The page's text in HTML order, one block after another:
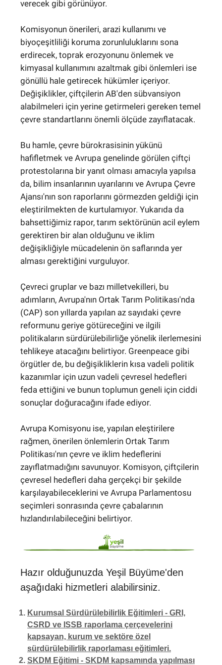
verecek gibi görünüyor.
Komisyonun önerileri, arazi kullanımı ve
biyoçeşitliliği koruma zorunluluklarını sona
erdirecek, toprak erozyonunu önlemek ve
kimyasal kullanımını azaltmak gibi önlemleri ise
gönüllü hale getirecek hükümler içeriyor.
Değişiklikler, çiftçilerin AB'den sübvansiyon
alabilmeleri için yerine getirmeleri gereken temel
çevre standartlarını önemli ölçüde zayıflatacak.
Bu hamle, çevre bürokrasisinin yükünü
hafifletmek ve Avrupa genelinde görülen çiftçi
protestolarına bir yanıt olması amacıyla yapılsa
da, bilim insanlarının uyarılarını ve Avrupa Çevre
Ajansı'nın son raporlarını görmezden geldiği için
eleştirilmekten de kurtulamıyor. Yukarıda da
bahsettiğimiz rapor, tarım sektörünün acil eylem
gerektiren bir alan olduğunu ve iklim
değişikliğiyle mücadelenin ön saflarında yer
alması gerektiğini vurguluyor.
Çevreci gruplar ve bazı milletvekilleri, bu
adımların, Avrupa'nın Ortak Tarım Politikası'nda
(CAP) son yıllarda yapılan az sayıdaki çevre
reformunu geriye götüreceğini ve ilgili
politikaların sürdürülebilirliğe yönelik ilerlemesini
tehlikeye atacağını belirtiyor. Greenpeace gibi
örgütler de, bu değişikliklerin kısa vadeli politik
kazanımlar için uzun vadeli çevresel hedefleri
feda ettiğini ve bunun toplumun geneli için ciddi
sonuçlar doğuracağını ifade ediyor.
Avrupa Komisyonu ise, yapılan eleştirilere
rağmen, önerilen önlemlerin Ortak Tarım
Politikası'nın çevre ve iklim hedeflerini
zayıflatmadığını savunuyor. Komisyon, çiftçilerin
çevresel hedefleri daha gerçekçi bir şekilde
karşılayabileceklerini ve Avrupa Parlamentosu
seçimleri sonrasında çevre çabalarının
hızlandırılabileceğini belirtiyor.
Hazır olduğunuzda Yeşil Büyüme'den
aşağıdaki hizmetleri alabilirsiniz.
Kurumsal Sürdürülebilirlik Eğitimleri - GRI,
CSRD ve ISSB raporlama çerçevelerini
kapsayan, kurum ve sektöre özel
sürdürülebilirlik raporlaması eğitimleri.
SKDM Eğitimi - SKDM kapsamında yapılması